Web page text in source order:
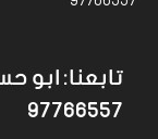
تابعنا: ابو
97766557